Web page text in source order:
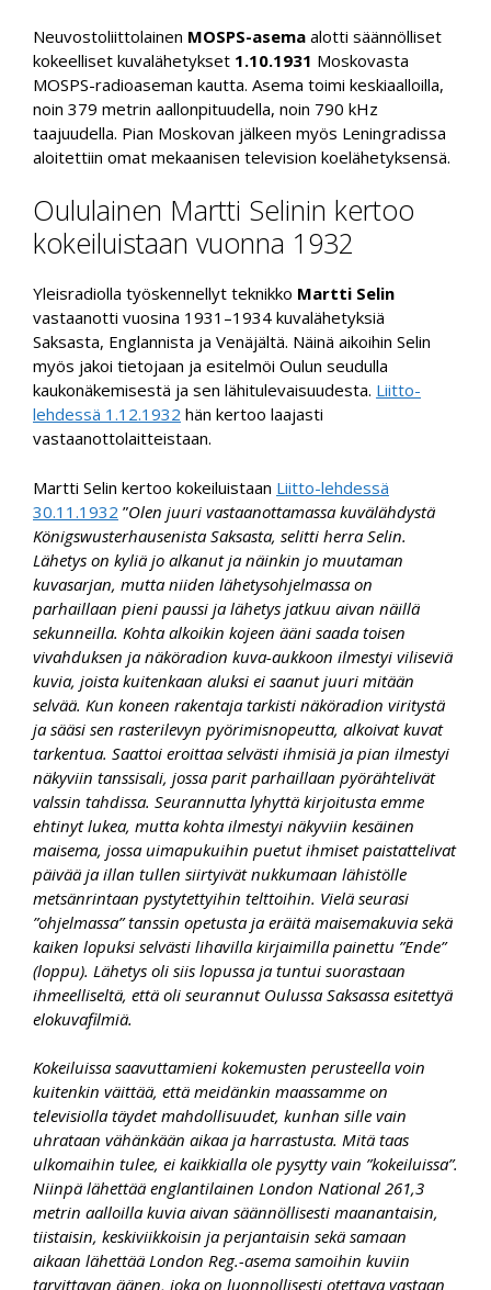
Neuvostoliittolainen MOSPS-asema alotti säännölliset
kokeelliset kuvalähetykset 1.10.1931 Moskovasta
MOSPS-radioaseman kautta. Asema toimi keskiaalloilla,
noin 379 metrin aallonpituudella, noin 790 kHz
taajuudella. Pian Moskovan jälkeen myös Leningradissa
aloitettiin omat mekaanisen television koelähetyksensä.
Oululainen Martti Selinin kertoo
kokeiluistaan vuonna 1932
Yleisradiolla työskennellyt teknikko Martti Selin
vastaanotti vuosina 1931–1934 kuvalähetyksiä
Saksasta, Englannista ja Venäjältä. Näinä aikoihin Selin
myös jakoi tietojaan ja esitelmöi Oulun seudulla
kaukonäkemisestä ja sen lähitulevaisuudesta. Liitto-
lehdessä 1.12.1932 hän kertoo laajasti
vastaanottolaitteistaan.
Martti Selin kertoo kokeiluistaan Liitto-lehdessä
30.11.1932 ”Olen juuri vastaanottamassa kuvälähdystä
Königswusterhausenista Saksasta, selitti herra Selin.
Lähetys on kyliä jo alkanut ja näinkin jo muutaman
kuvasarjan, mutta niiden lähetysohjelmassa on
parhaillaan pieni paussi ja lähetys jatkuu aivan näillä
sekunneilla. Kohta alkoikin kojeen ääni saada toisen
vivahduksen ja näköradion kuva-aukkoon ilmestyi viliseviä
kuvia, joista kuitenkaan aluksi ei saanut juuri mitään
selvää. Kun koneen rakentaja tarkisti näköradion viritystä
ja sääsi sen rasterilevyn pyörimisnopeutta, alkoivat kuvat
tarkentua. Saattoi eroittaa selvästi ihmisiä ja pian ilmestyi
näkyviin tanssisali, jossa parit parhaillaan pyörähtelivät
valssin tahdissa. Seurannutta lyhyttä kirjoitusta emme
ehtinyt lukea, mutta kohta ilmestyi näkyviin kesäinen
maisema, jossa uimapukuihin puetut ihmiset paistattelivat
päivää ja illan tullen siirtyivät nukkumaan lähistölle
metsänrintaan pystytettyihin telttoihin. Vielä seurasi
”ohjelmassa” tanssin opetusta ja eräitä maisemakuvia sekä
kaiken lopuksi selvästi lihavilla kirjaimilla painettu ”Ende”
(loppu). Lähetys oli siis lopussa ja tuntui suorastaan
ihmeelliseltä, että oli seurannut Oulussa Saksassa esitettyä
elokuvafilmiä.
Kokeiluissa saavuttamieni kokemusten perusteella voin
kuitenkin väittää, että meidänkin maassamme on
televisiolla täydet mahdollisuudet, kunhan sille vain
uhrataan vähänkään aikaa ja harrastusta. Mitä taas
ulkomaihin tulee, ei kaikkialla ole pysytty vain ”kokeiluissa”.
Niinpä lähettää englantilainen London National 261,3
metrin aalloilla kuvia aivan säännöllisesti maanantaisin,
tiistaisin, keskiviikkoisin ja perjantaisin sekä samaan
aikaan lähettää London Reg.-asema samoihin kuviin
tarvittavan äänen, joka on luonnollisesti otettava vastaan